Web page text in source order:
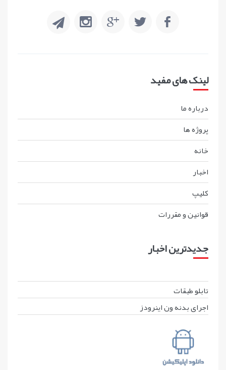
لینک های مفید
درباره ما
پروژه ها
خانه
اخبار
کليپ
قوانين و مقررات
جدیدترین اخبار
تابلو طبقات
اجرای بدنه ون اینرودز